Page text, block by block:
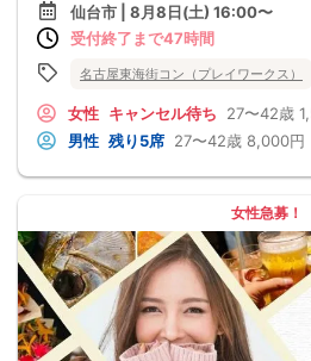
仙台市 | 8月8日(土) 16:00〜
受付終了まで47時間
名古屋東海街コン（プレイワークス）
女性 キャンセル待ち 27〜42歳
男性 残り5席 27〜42歳 8,000円
女性急募！